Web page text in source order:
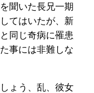
聞いた長兄一期
てはいたが、新
同じ奇病に罹患
事には非難しな
ょう、乱、彼女